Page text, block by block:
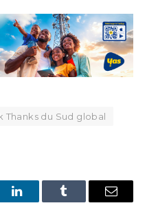
Thanks du Sud global
LinkedInTumblr Email